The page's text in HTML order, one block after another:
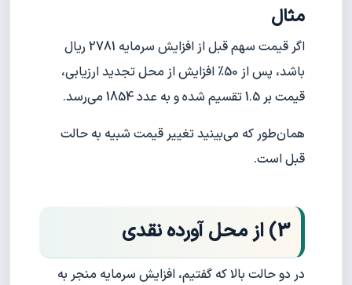
مثال
اگر قیمت سهم قبل از افزایش سرمایه 2781 ریال
باشد، پس از 50% افزایش از محل تجدید ارزیابی،
قیمت بر 1.5 تقسیم شده و به عدد 1854 می‌رسد.
همان‌طور که می‌بینید تغییر قیمت شبیه به حالت
قبل است.
3) از محل آورده نقدی
در دو حالت بالا که گفتیم، افزایش سرمایه منجر به